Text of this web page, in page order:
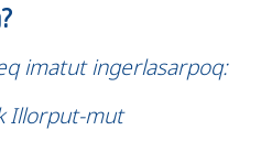
imatut ingerlasarpoq:
Illorput-mut